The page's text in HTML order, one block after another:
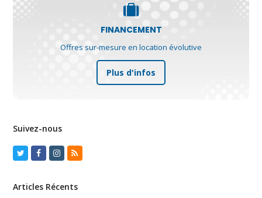
FINANCEMENT
Offres sur-mesure en location évolutive
Plus d'infos
Suivez-nous
TwitterFacebook
Instagram
RSS
Articles Récents